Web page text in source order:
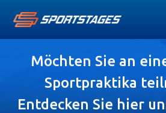
Möchten Sie an
Sportpraktika
Entdecken Sie hier